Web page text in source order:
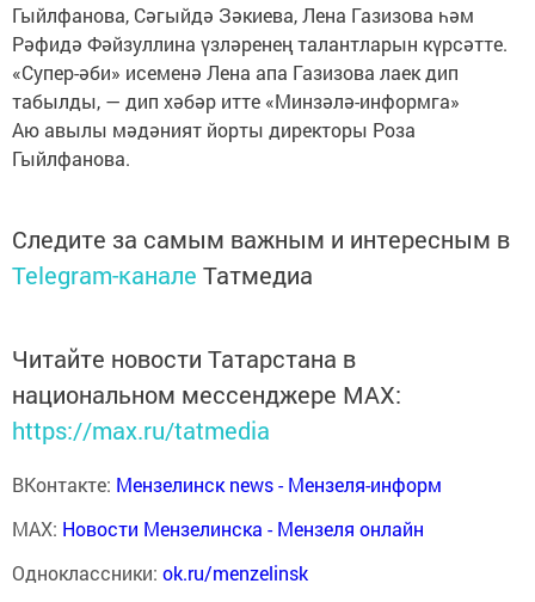
Гыйлфанова, Сәгыйдә Зәкиева, Лена Газизова һәм
Рәфидә Фәйзуллина үзләренең талантларын күрсәтте.
«Супер-әби» исеменә Лена апа Газизова лаек дип
табылды, — дип хәбәр итте «Минзәлә-информга»
Аю авылы мәдәният йорты директоры Роза
Гыйлфанова.
Следите за самым важным и интересным в
Telegram-канале Татмедиа
Читайте новости Татарстана в
национальном мессенджере MАХ:
https://max.ru/tatmedia
ВКонтакте: Мензелинск news - Мензеля-информ
MAX: Новости Мензелинска - Мензеля онлайн
Одноклассники: ok.ru/menzelinsk